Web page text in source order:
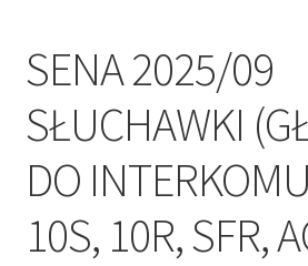
SENA 2025/09
SŁUCHAWKI
DO
10S, 10R, SFR,